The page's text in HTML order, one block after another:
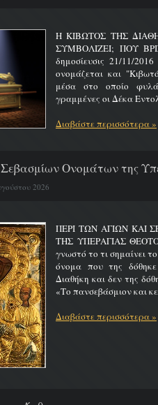
Η ΚΙΒΩΤΟΣ ΤΗΣ
ΣΥΜΒΟΛΙΖΕΙ;
δημοσίευσις 21/11/
ονομάζεται και
μέσα στο οποίο
γραμμένες οι Δέκα
Διαβάστε περισσότερα »
Ονομάτων της
2026
ΠΕΡΙ ΤΩΝ ΑΓΙΩΝ ΚΑΙ
ΤΗΣ ΥΠΕΡΑΓΙΑΣ
γνωστό το τι σημαίνει
όνομα που της
Διαθήκη και δεν της
«Το πανσεβάσμιον και
Διαβάστε περισσότερα »